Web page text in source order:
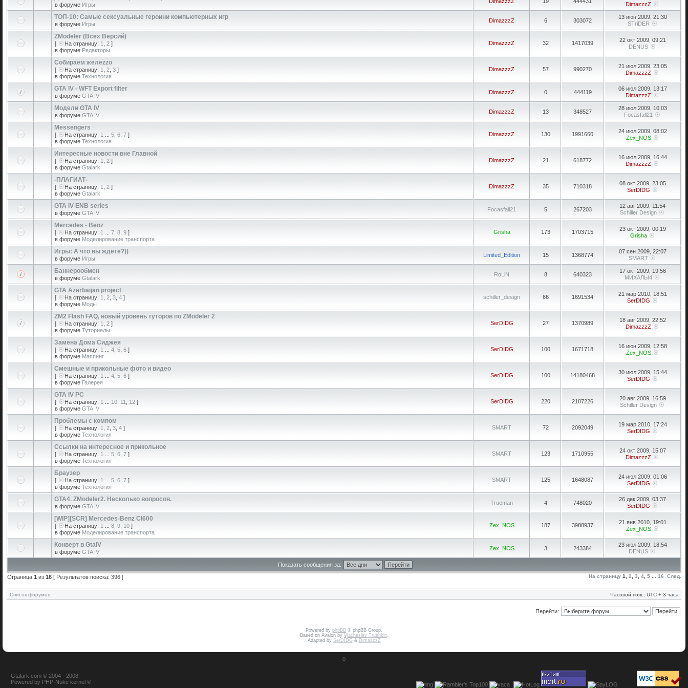
в форуме Игры
DimazzzZ
ТОП-10: Самые сексуальные героини компьютерных игр
в форуме Игры
DimazzzZ 6 303072
13 июн 2009, 21:30
STriDER
ZModeler (Всех Версий)
[ На страницу: 1 2 ]
в форуме Редакторы
DimazzzZ 32 1417039
22 окт 2009, 09:21
DENUS
Собираем желеzzо
[ На страницу: 1 2 3 ]
в форуме Технология
DimazzzZ 57 990270
21 июл 2009, 23:05
DimazzzZ
GTA IV - WFT Export filter
в форуме GTA IV
DimazzzZ 0 444119
06 июл 2009, 13:17
DimazzzZ
Модели GTA IV
в форуме GTA IV
DimazzzZ 13 348527
28 июл 2009, 10:03
Focasfall21
Messengers
[ На страницу: 1 5 6 7 ]
в форуме Технология
DimazzzZ 130 1991660
24 июл 2009, 08:02
Zex_NOS
Интересные новости вне Главной
[ На страницу: 1 2 ]
в форуме Gtalark
DimazzzZ 21 618772
16 июл 2009, 16:44
DimazzzZ
-ПЛАГИАТ-
[ На страницу: 1 2 ]
в форуме Gtalark
DimazzzZ 35 710318
08 окт 2009, 23:05
SerDIDG
GTA IV ENB series
в форуме GTA IV
Focasfall21 5 267203
12 авг 2009, 11:54
Schiller Design
Mercedes - Benz
[ На страницу: 1 7 8 9 ]
в форуме Моделирование транспорта
Grisha 173 1703715
23 окт 2009, 00:19
Grisha
Игры: А что вы ждёте?))
в форуме Игры
Limited_Edition 15 1368774
07 сен 2009, 22:07
SMART
Баннерообмен
в форуме Gtalark
RoLiN 8 640323
17 окт 2009, 19:56
МИХАЛЫ4
GTA Azerbaijan project
[ На страницу: 1 2 3 4 ]
в форуме Моды
schiller_design 66 1691534
21 мар 2010, 18:51
SerDIDG
ZM2 Flash FAQ, новый уровень туторов по ZModeler 2
[ На страницу: 1 2 ]
в форуме Туториалы
SerDIDG 27 1370989
18 авг 2009, 22:52
DimazzzZ
Замена Дома Сиджея
[ На страницу: 1 4 5 6 ]
в форуме Маппинг
SerDIDG 100 1671718
16 июн 2009, 12:58
Zex_NOS
Смешные и прикольные фото и видео
[ На страницу: 1 4 5 6 ]
в форуме Галерея
SerDIDG 100 14180468
30 июл 2009, 15:44
SerDIDG
GTA IV PC
[ На страницу: 1 10 11 12 ]
в форуме GTA IV
SerDIDG 220 2187226
20 авг 2009, 16:59
Schiller Design
Проблемы с компом
[ На страницу: 1 2 3 4 ]
в форуме Технология
SMART 72 2092049
19 мар 2010, 17:24
SerDIDG
Ссылки на интересное и прикольное
[ На страницу: 1 5 6 7 ]
в форуме Технология
SMART 123 1710955
24 окт 2009, 15:07
DimazzzZ
Браузер
[ На страницу: 1 5 6 7 ]
в форуме Технология
SMART 125 1648087
24 июл 2009, 01:06
SerDIDG
GTA4. ZModeler2. Несколько вопросов.
в форуме GTA IV
Trueman 4 748020
26 дек 2009, 03:37
SerDIDG
[WIP][SCR] Mercedes-Benz Cl600
[ На страницу: 1 8 9 10 ]
в форуме Моделирование транспорта
Zex_NOS 187 3988937
21 янв 2010, 19:01
Zex_NOS
Конверт в GtaIV
в форуме GTA IV
Zex_NOS 3 243384
23 июл 2009, 18:54
DENUS
Показать сообщения за:
Страница 1 из 16 [ Результатов поиска: 396 ] На страницу 1 2 3 4 5 16 След.
Список форумов Часовой пояс: UTC + 3 часа
Перейти:
Powered by phpBB © phpBB Group.
Based on Avalon by Vjacheslav Trushkin.
Adapted by SerDIDG& DimazzzZ
0
Gtalark.com © 2004 - 2008
Powered by PHP-Nuke kernel ©